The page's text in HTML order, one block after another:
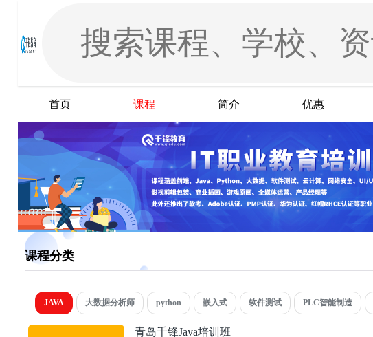
首页 课程 简介 优惠
课程分类
JAVA 大数据分析师 python 嵌入式 软件测试 PLC智能制造
青岛千锋Java培训班